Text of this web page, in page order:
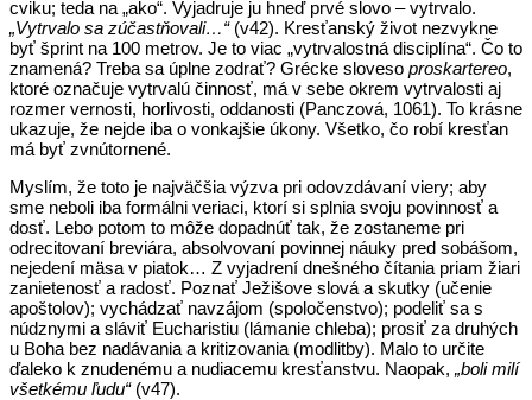
cviku; teda na „ako“. Vyjadruje ju hneď prvé slovo – vytrvalo.
„Vytrvalo sa zúčastňovali…“(v42). Kresťanský život nezvykne
byť šprint na 100 metrov. Je to viac „vytrvalostná disciplína“. Čo to
znamená? Treba sa úplne zodrať? Grécke sloveso proskartereo,
ktoré označuje vytrvalú činnosť, má v sebe okrem vytrvalosti aj
rozmer vernosti, horlivosti, oddanosti (Panczová, 1061). To krásne
ukazuje, že nejde iba o vonkajšie úkony. Všetko, čo robí kresťan
má byť zvnútornené.
Myslím, že toto je najväčšia výzva pri odovzdávaní viery; aby
sme neboli iba formálni veriaci, ktorí si splnia svoju povinnosť a
dosť. Lebo potom to môže dopadnúť tak, že zostaneme pri
odrecitovaní breviára, absolvovaní povinnej náuky pred sobášom,
nejedení mäsa v piatok… Z vyjadrení dnešného čítania priam žiari
zanietenosť a radosť. Poznať Ježišove slová a skutky (učenie
apoštolov); vychádzať navzájom (spoločenstvo); podeliť sa s
núdznymi a sláviť Eucharistiu (lámanie chleba); prosiť za druhých
u Boha bez nadávania a kritizovania (modlitby). Malo to určite
ďaleko k znudenému a nudiacemu kresťanstvu. Naopak, „boli milí
všetkému ľudu“(v47).